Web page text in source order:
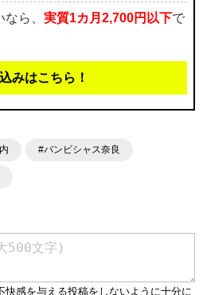
ら、 実質1カ月2,700円以下で
みはこちら！
#バンビシャス奈良